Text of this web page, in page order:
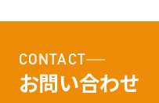
CONTACT
お問い合わせ